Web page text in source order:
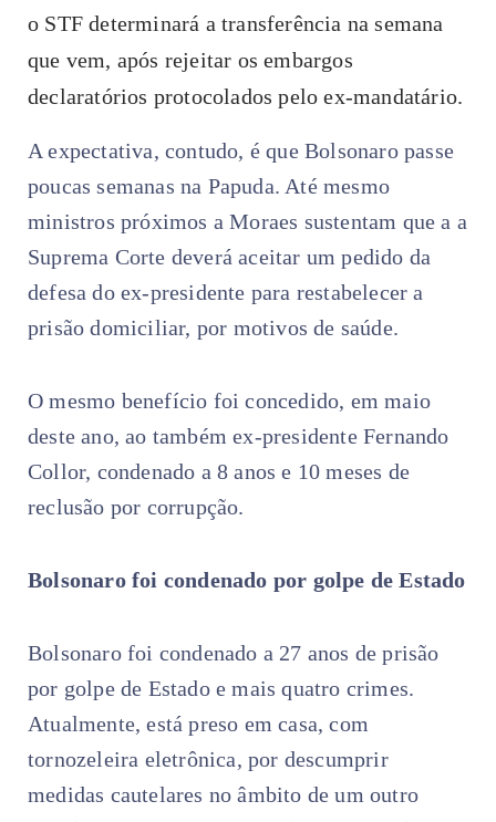
o STF determinará a transferência na semana
que vem, após rejeitar os embargos
declaratórios protocolados pelo ex-mandatário.
A expectativa, contudo, é que Bolsonaro passe
poucas semanas na Papuda. Até mesmo
ministros próximos a Moraes sustentam que a a
Suprema Corte deverá aceitar um pedido da
defesa do ex-presidente para restabelecer a
prisão domiciliar, por motivos de saúde.
O mesmo benefício foi concedido, em maio
deste ano, ao também ex-presidente Fernando
Collor, condenado a 8 anos e 10 meses de
reclusão por corrupção.
Bolsonaro foi condenado por golpe de Estado
Bolsonaro foi condenado a 27 anos de prisão
por golpe de Estado e mais quatro crimes.
Atualmente, está preso em casa, com
tornozeleira eletrônica, por descumprir
medidas cautelares no âmbito de um outro